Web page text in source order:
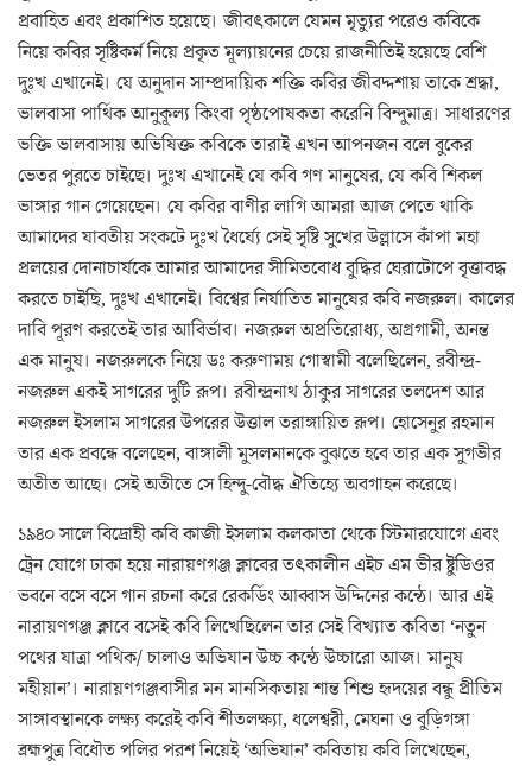
প্রবাহিত এবং প্রকাশিত হয়েছে। জীবৎকালে যেমন মৃত্যুর পরেও কবিকে
নিয়ে কবির সৃষ্টিকর্ম নিয়ে প্রকৃত মূল্যায়নের চেয়ে রাজনীতিই হয়েছে বেশি
দুঃখ এখানেই। যে অনুদান সাম্প্রদায়িক শক্তি কবির জীবদ্দশায় তাকে শ্রদ্ধা,
ভালবাসা পার্থিক আনুকূল্য কিংবা পৃষ্ঠপোষকতা করেনি বিন্দুমাত্র। সাধারণের
ভক্তি ভালবাসায় অভিষিক্ত কবিকে তারাই এখন আপনজন বলে বুকের
ভেতর পুরতে চাইছে। দুঃখ এখানেই যে কবি গণ মানুষের, যে কবি শিকল
ভাঙ্গার গান গেয়েছেন। যে কবির বাণীর লাগি আমরা আজ পেতে থাকি
আমাদের যাবতীয় সংকটে দুঃখ ধৈর্য্যে সেই সৃষ্টি সুখের উল্লাসে কাঁপা মহা
প্রলয়ের দোনাচার্যকে আমার আমাদের সীমিতবোধ বুদ্ধির ঘেরাটোপে বৃত্তাবদ্ধ
করতে চাইছি, দুঃখ এখানেই। বিশ্বের নির্যাতিত মানুষের কবি নজরুল। কালের
দাবি পূরণ করতেই তার আবির্ভাব। নজরুল অপ্রতিরোধ্য, অগ্রগামী, অনন্ত
এক মানুষ। নজরুলকে নিয়ে ডঃ করুণাময় গোস্বামী বলেছিলেন, রবীন্দ্র-
নজরুল একই সাগরের দুটি রূপ। রবীন্দ্রনাথ ঠাকুর সাগরের তলদেশ আর
নজরুল ইসলাম সাগরের উপরের উত্তাল তরাঙ্গায়িত রূপ। হোসেনুর রহমান
তার এক প্রবন্ধে বলেছেন, বাঙ্গালী মুসলমানকে বুঝতে হবে তার এক সুগভীর
অতীত আছে। সেই অতীতে সে হিন্দু-বৌদ্ধ ঐতিহ্যে অবগাহন করেছে।
১৯৪০ সালে বিদ্রোহী কবি কাজী ইসলাম কলকাতা থেকে স্টিমারযোগে এবং
ট্রেন যোগে ঢাকা হয়ে নারায়ণগঞ্জ ক্লাবের তৎকালীন এইচ এম ভীর ষ্টুডিওর
ভবনে বসে বসে গান রচনা করে রেকর্ডিং আব্বাস উদ্দিনের কন্ঠে। আর এই
নারায়ণগঞ্জ ক্লাবে বসেই কবি লিখেছিলেন তার সেই বিখ্যাত কবিতা ‘নতুন
পথের যাত্রা পথিক/ চালাও অভিযান উচ্চ কন্ঠে উচ্চারো আজ। মানুষ
মহীয়ান’। নারায়ণগঞ্জবাসীর মন মানসিকতায় শান্ত শিশু হৃদয়ের বন্ধু প্রীতিম
সাঙ্গাবস্থানকে লক্ষ্য করেই কবি শীতলক্ষ্যা, ধলেশ্বরী, মেঘনা ও বুড়িগঙ্গা
ব্রহ্মপুত্র বিধৌত পলির পরশ নিয়েই ‘অভিযান’ কবিতায় কবি লিখেছেন,